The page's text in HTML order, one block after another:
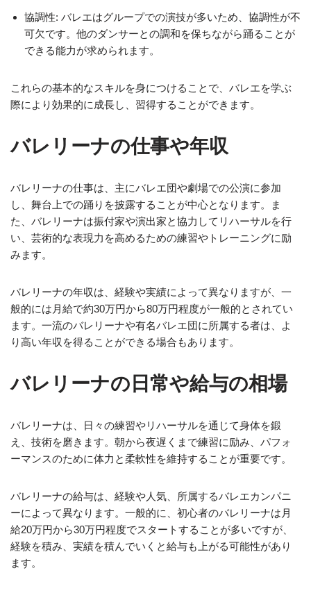
協調性: バレエはグループでの演技が多いため、協調性が不
可欠です。他のダンサーとの調和を保ちながら踊ることが
できる能力が求められます。
これらの基本的なスキルを身につけることで、バレエを学ぶ
際により効果的に成長し、習得することができます。
バレリーナの仕事や年収
バレリーナの仕事は、主にバレエ団や劇場での公演に参加
し、舞台上での踊りを披露することが中心となります。ま
た、バレリーナは振付家や演出家と協力してリハーサルを行
い、芸術的な表現力を高めるための練習やトレーニングに励
みます。
バレリーナの年収は、経験や実績によって異なりますが、一
般的には月給で約30万円から80万円程度が一般的とされてい
ます。一流のバレリーナや有名バレエ団に所属する者は、よ
り高い年収を得ることができる場合もあります。
バレリーナの日常や給与の相場
バレリーナは、日々の練習やリハーサルを通じて身体を鍛
え、技術を磨きます。朝から夜遅くまで練習に励み、パフォ
ーマンスのために体力と柔軟性を維持することが重要です。
バレリーナの給与は、経験や人気、所属するバレエカンパニ
ーによって異なります。一般的に、初心者のバレリーナは月
給20万円から30万円程度でスタートすることが多いですが、
経験を積み、実績を積んでいくと給与も上がる可能性があり
ます。